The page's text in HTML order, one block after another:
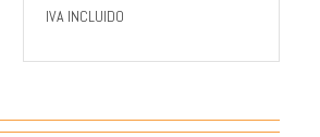
IVA INCLUIDO